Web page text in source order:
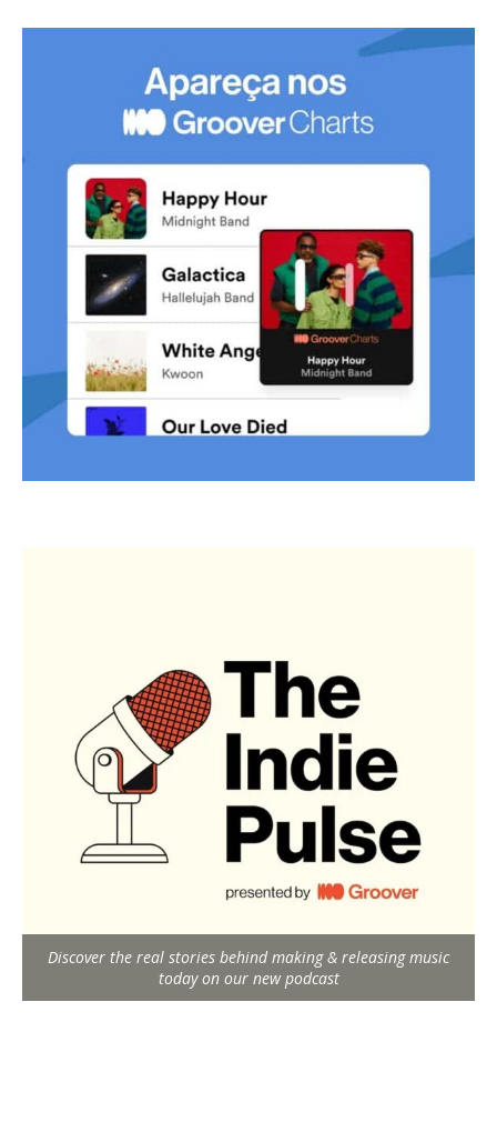
Discover the real stories behind making & releasing music
today on our new podcast